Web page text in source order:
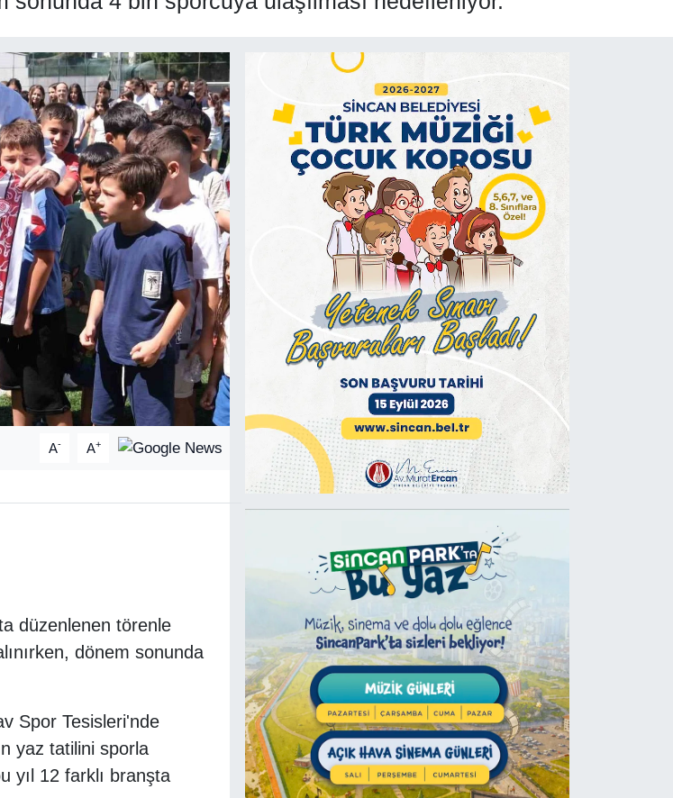
A- A+
düzenlenen törenle
dönem sonunda
Spor Tesisleri'nde
yaz tatilini sporla
yıl 12 farklı branşta